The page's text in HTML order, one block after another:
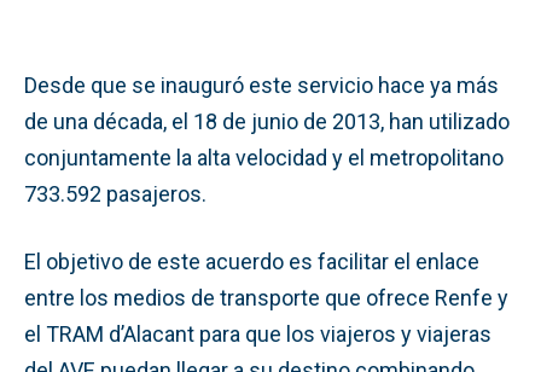
Desde que se inauguró este servicio hace ya más
de una década, el 18 de junio de 2013, han utilizado
conjuntamente la alta velocidad y el metropolitano
733.592 pasajeros.
El objetivo de este acuerdo es facilitar el enlace
entre los medios de transporte que ofrece Renfe y
el TRAM d’Alacant para que los viajeros y viajeras